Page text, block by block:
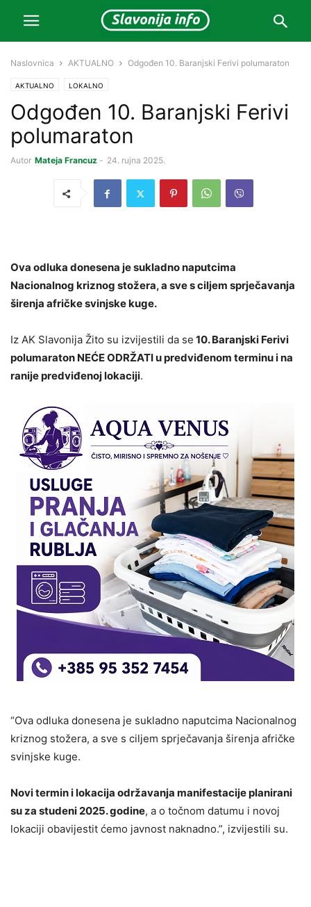
Naslovnica AKTUALNO Odgođen 10. Baranjski Ferivi polumaraton
AKTUALNO LOKALNO
Odgođen 10. Baranjski Ferivi
polumaraton
Autor Mateja Francuz - 24. rujna 2025.
Ova odluka donesena je sukladno naputcima
Nacionalnog kriznog stožera, a sve s ciljem sprječavanja
širenja afričke svinjske kuge.
Iz AK Slavonija Žito su izvijestili da se 10. Baranjski Ferivi
polumaraton NEĆE ODRŽATI u predviđenom terminu i na
ranije predviđenoj lokaciji.
“Ova odluka donesena je sukladno naputcima Nacionalnog
kriznog stožera, a sve s ciljem sprječavanja širenja afričke
svinjske kuge.
Novi termin i lokacija održavanja manifestacije planirani
su za studeni 2025. godine, a o točnom datumu i novoj
lokaciji obavijestit ćemo javnost naknadno.”, izvijestili su.